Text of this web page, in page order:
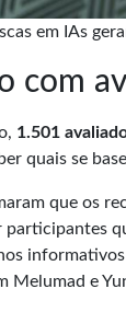
em IAs
com
1.501
quais se
que os
Melumad e